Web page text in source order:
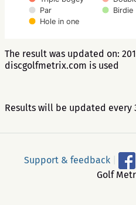
Par
Birdie
Hole in one
The result was updated on:
discgolfmetrix.com is used
Results will be updated every
Support & feedback
Golf